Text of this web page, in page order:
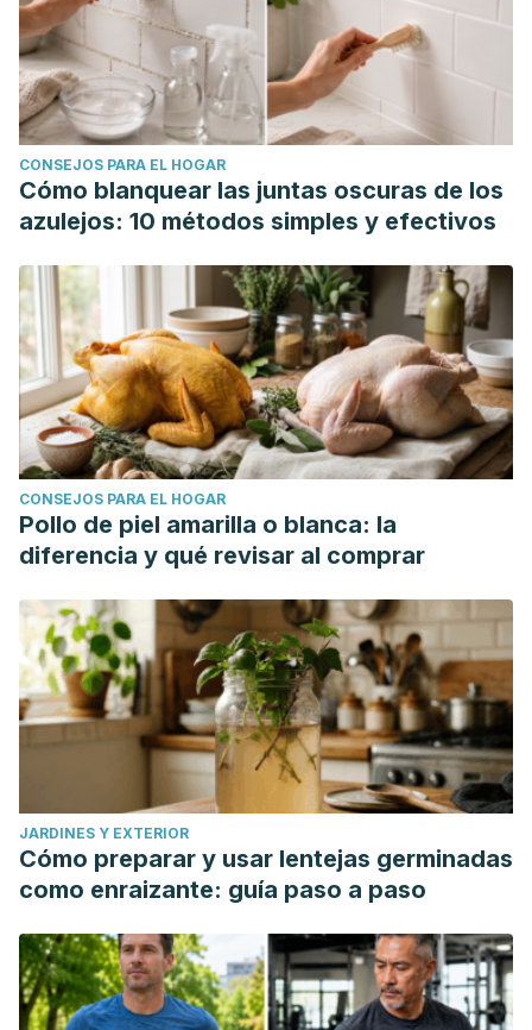
CONSEJOS PARA EL HOGAR
Cómo blanquear las juntas oscuras de los
azulejos: 10 métodos simples y efectivos
CONSEJOS PARA EL HOGAR
Pollo de piel amarilla o blanca: la
diferencia y qué revisar al comprar
JARDINES Y EXTERIOR
Cómo preparar y usar lentejas germinadas
como enraizante: guía paso a paso